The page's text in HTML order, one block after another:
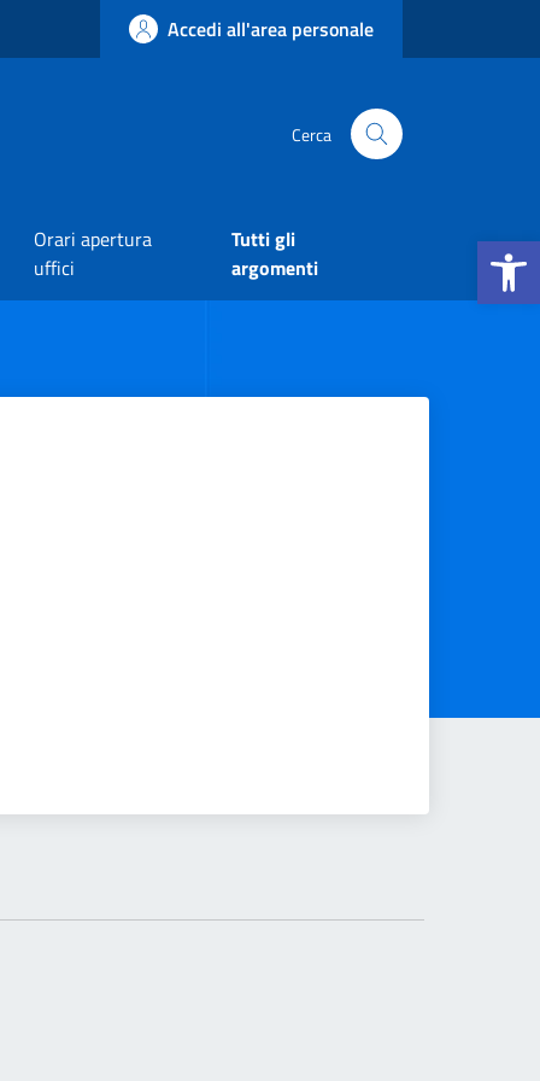
Apri la
Accedi all'area personale
Cerca
Orari apertura
uffici
Tutti gli
argomenti